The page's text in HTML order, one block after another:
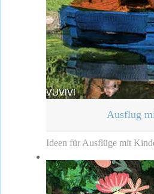
Ausflug
Ideen für Ausflüge mit